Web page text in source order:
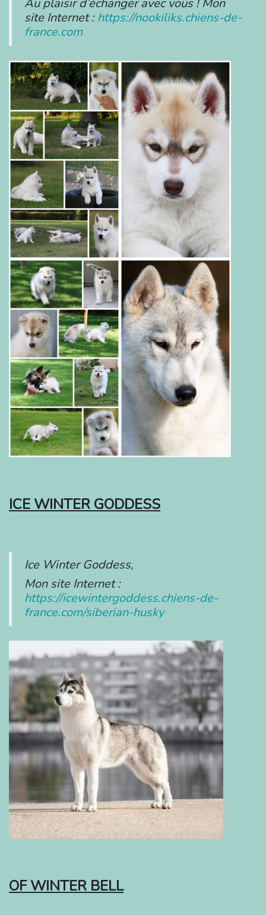
Au plaisir d’échanger avec vous ! Mon
site Internet :https://nookiliks.chiens-de-
france.com
ICE WINTER GODDESS
Ice Winter Goddess,
Mon site Internet :
https://icewintergoddess.chiens-de-
france.com/siberian-husky
OF WINTER BELL